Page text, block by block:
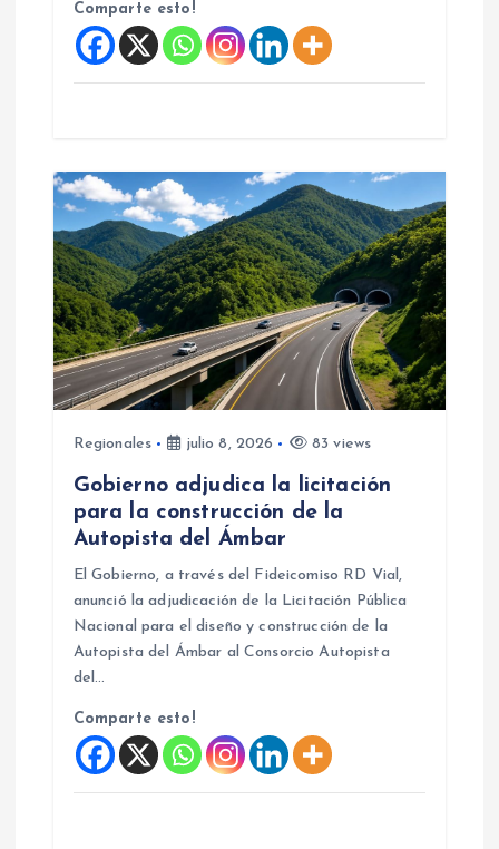
Comparte esto!
Regionales julio 8, 2026 83 views
Gobierno adjudica la licitación
para la construcción de la
Autopista del Ámbar
El Gobierno, a través del Fideicomiso RD Vial,
anunció la adjudicación de la Licitación Pública
Nacional para el diseño y construcción de la
Autopista del Ámbar al Consorcio Autopista
del…
Comparte esto!